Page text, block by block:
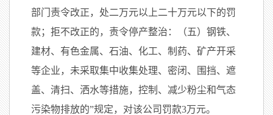
部门责令改正，处二万元以上二十万元以下的罚
款；拒不改正的，责令停产整治：（五）钢铁、
建材、有色金属、石油、化工、制药、矿产开采
等企业，未采取集中收集处理、密闭、围挡、遮
盖、清扫、洒水等措施，控制、减少粉尘和气态
污染物排放的”规定，对该公司罚款3万元。